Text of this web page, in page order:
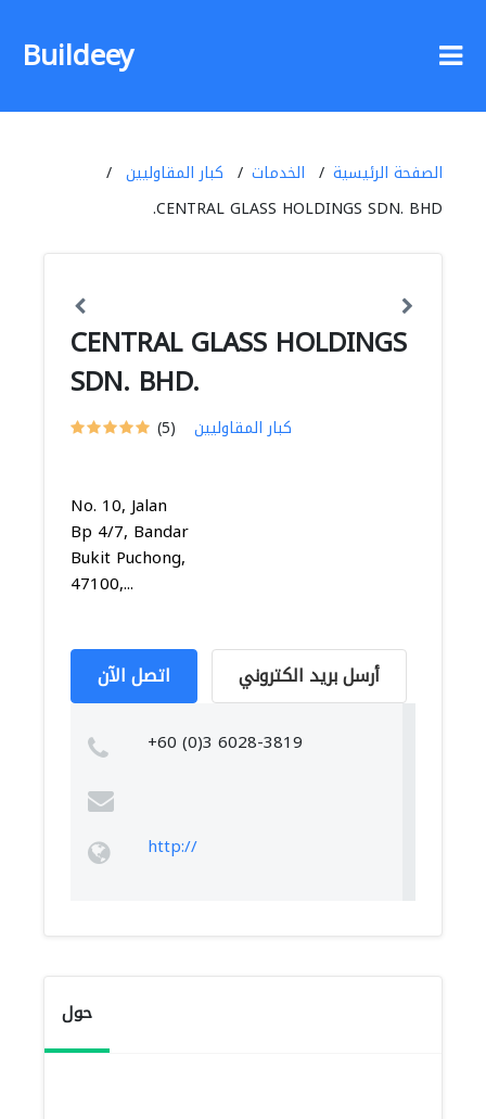
Buildeey
الصفحة الرئيسية الخدمات
كبار المقاوليين
CENTRAL GLASS HOLDINGS SDN. BHD.
CENTRAL GLASS HOLDINGS
SDN. BHD.
(5) كبار المقاوليين
No. 10, Jalan
Bp 4/7, Bandar
Bukit Puchong,
47100,...
اتصل الآن أرسل بريد الكتروني
+60 (0)3 6028-3819
http://
حول